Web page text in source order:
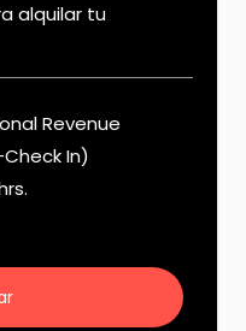
alquilar tu
Revenue
In)